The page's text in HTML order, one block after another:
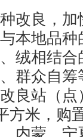
，加快
本地品种
绒相结
群众自
良站（
方米，购
内蒙、